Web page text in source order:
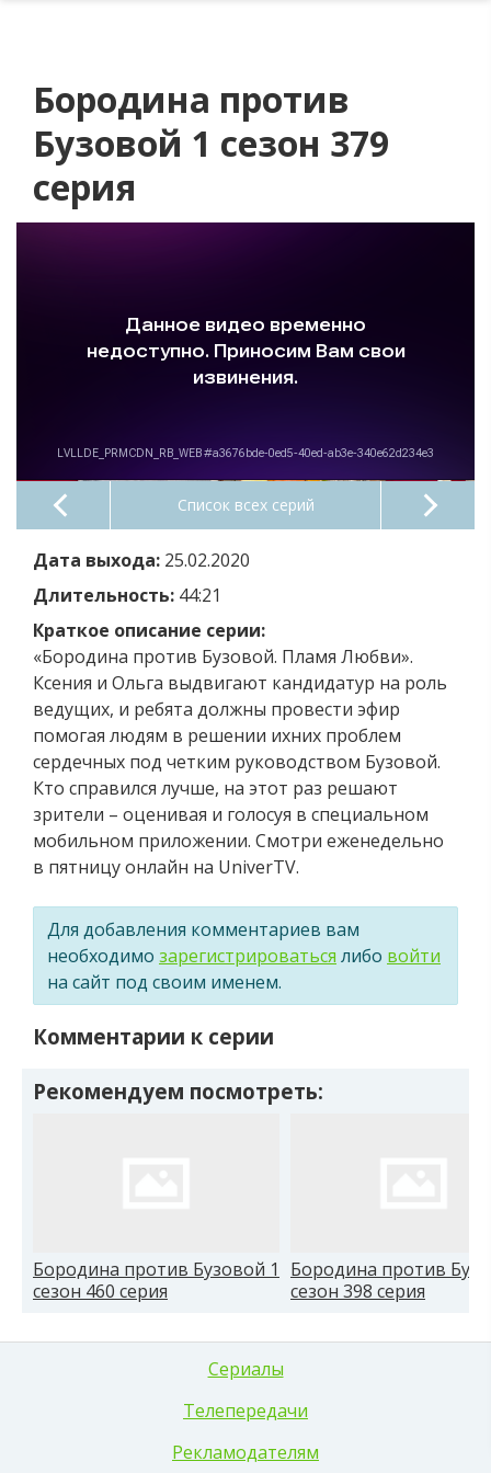
Бородина против
Бузовой 1 сезон 379
серия
Список всех серий
Дата выхода: 25.02.2020
Длительность: 44:21
Краткое описание серии:
«Бородина против Бузовой. Пламя Любви».
Ксения и Ольга выдвигают кандидатур на роль
ведущих, и ребята должны провести эфир
помогая людям в решении ихних проблем
сердечных под четким руководством Бузовой.
Кто справился лучше, на этот раз решают
зрители – оценивая и голосуя в специальном
мобильном приложении. Смотри еженедельно
в пятницу онлайн на UniverTV.
Для добавления комментариев вам
необходимо зарегистрироваться либо войти
на сайт под своим именем.
Комментарии к серии
Рекомендуем посмотреть:
Бородина против Бузовой 1
сезон 460 серия
Бородина против
сезон 398 серия
Сериалы
Телепередачи
Рекламодателям